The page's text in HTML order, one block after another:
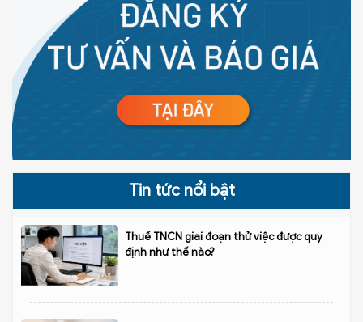
Tin tức nổi bật
Thuế TNCN giai đoạn thử việc được quy
định như thế nào?